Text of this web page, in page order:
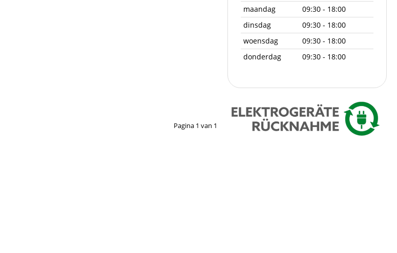
Pagina 1 van 1
maandag
09:30 - 18:00
dinsdag
09:30 - 18:00
woensdag
09:30 - 18:00
donderdag
09:30 - 18:00